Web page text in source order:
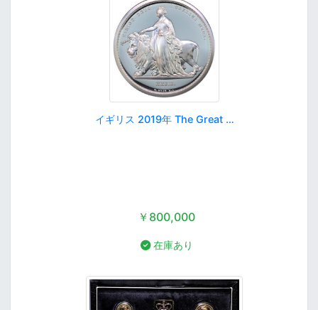
イギリス 2019年 The Great …
￥800,000
在庫あり